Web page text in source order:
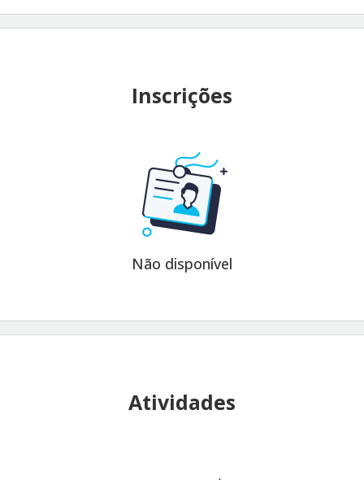
Inscrições
Não disponível
Atividades